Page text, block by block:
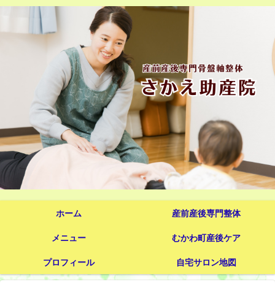
ホーム
産前産後専門整体
メニュー
むかわ町産後ケア
プロフィール
自宅サロン地図